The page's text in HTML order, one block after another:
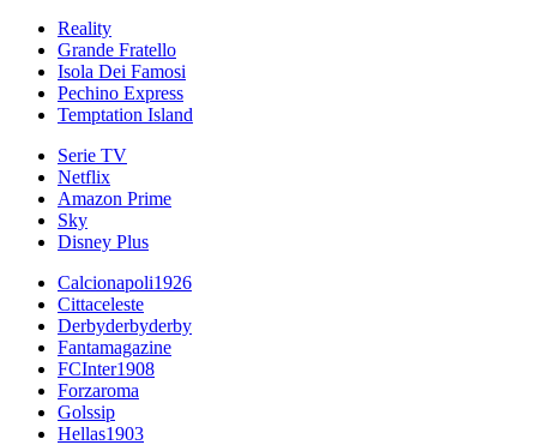
Reality
Grande Fratello
Isola Dei Famosi
Pechino Express
Temptation Island
Serie TV
Netflix
Amazon Prime
Sky
Disney Plus
Calcionapoli1926
Cittaceleste
Derbyderbyderby
Fantamagazine
FCInter1908
Forzaroma
Golssip
Hellas1903